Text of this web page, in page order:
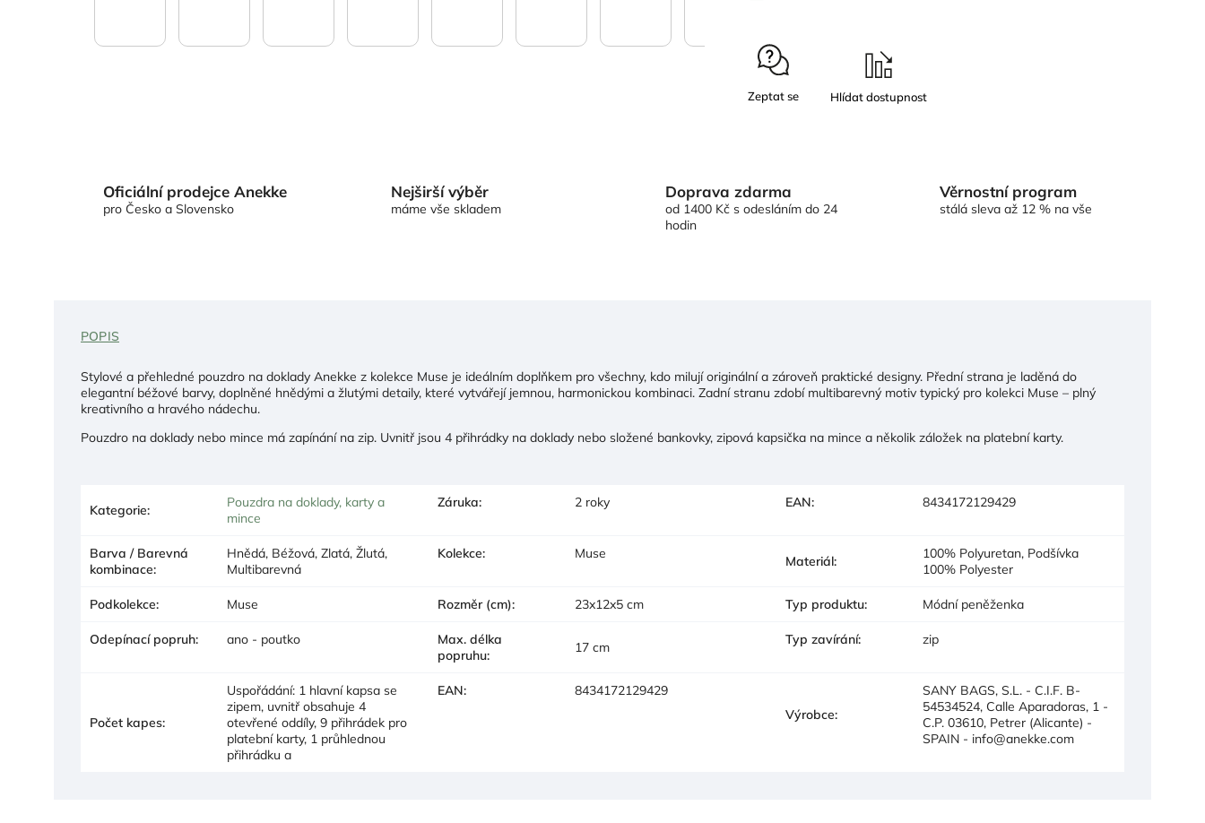
Zeptat se
Oficiální prodejce Anekke
pro Česko a Slovensko
Nejširší výběr
máme vše skladem
Doprava zdarma
od 1400 Kč s odesláním do 24
hodin
Věrnostní program
stálá sleva až 12 % na vše
POPIS
Stylové a přehledné pouzdro na doklady Anekke z kolekce Muse je ideálním doplňkem pro všechny, kdo milují originální a zároveň praktické designy. Přední strana je laděná do
elegantní béžové barvy, doplněné hnědými a žlutými detaily, které vytvářejí jemnou, harmonickou kombinaci. Zadní stranu zdobí multibarevný motiv typický pro kolekci Muse – plný
kreativního a hravého nádechu.
Pouzdro na doklady nebo mince má zapínání na zip. Uvnitř jsou 4 přihrádky na doklady nebo složené bankovky, zipová kapsička na mince a několik záložek na platební karty.
Kategorie:
Pouzdra na doklady, karty a
mince
Záruka: 2 roky EAN: 8434172129429
Barva / Barevná
kombinace:
Hnědá, Béžová, Zlatá, Žlutá,
Multibarevná
Kolekce: Muse Materiál:
100% Polyuretan, Podšívka
100% Polyester
Podkolekce: Muse Rozměr (cm): 23x12x5 cm Typ produktu: Módní peněženka
Odepínací popruh: ano - poutko
Max. délka
popruhu: 17 cm Typ zavírání: zip
Počet kapes:
Uspořádání: 1 hlavní kapsa se
zipem, uvnitř obsahuje 4
otevřené oddíly, 9 přihrádek pro
platební karty, 1 průhlednou
přihrádku a
EAN:
8434172129429
Výrobce:
SANY BAGS, S.L. - C.I.F. B-
54534524, Calle Aparadoras, 1 -
C.P. 03610, Petrer (Alicante) -
SPAIN - info@anekke.com